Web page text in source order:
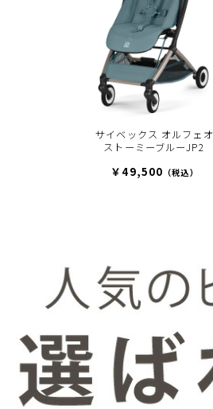
サイベックス オルフェオ
ストーミーブルーJP2
￥49,500 （税込）